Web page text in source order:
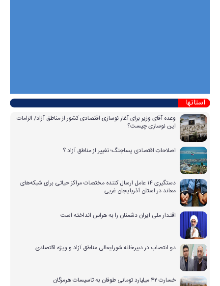
استانها
وعده آقای وزیر برای آغاز نوسازی اقتصادی کشور از مناطق آزاد/ الزامات
این نوسازی چیست؟
اصلاحاتِ اقتصادی پساجنگ؛ تغییر از مناطق آزاد ؟
دستگیری ۱۴ عامل ارسال کننده مختصات مراکز حیاتی برای شبکه‌های
معاند در استان آذربایجان غربی
اقتدار ملی ایران دشمنان را به هراس انداخته است
دو انتصاب در دبیرخانه شورایعالی مناطق آزاد و ویژه اقتصادی
خسارت ۴۲ میلیارد تومانی طوفان به تاسیسات هرمزگان